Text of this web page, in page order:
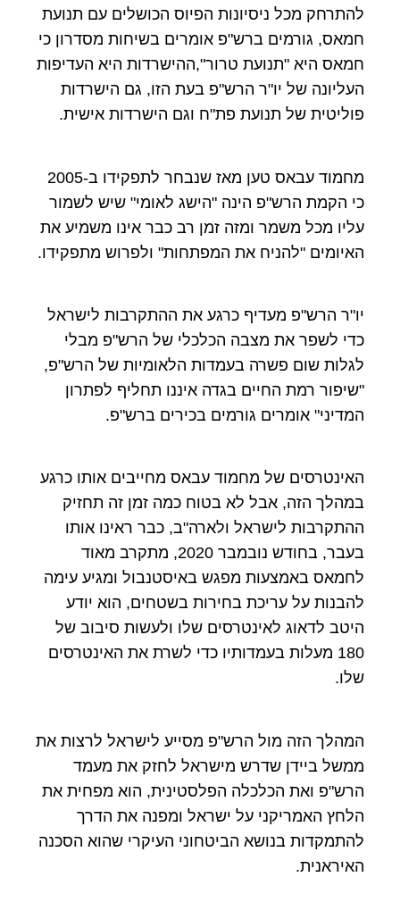
להתרחק מכל ניסיונות הפיוס הכושלים עם תנועת
חמאס, גורמים ברש"פ אומרים בשיחות מסדרון כי
חמאס היא "תנועת טרור",ההישרדות היא העדיפות
העליונה של יו"ר הרש"פ בעת הזו, גם הישרדות
פוליטית של תנועת פת"ח וגם הישרדות אישית.
מחמוד עבאס טען מאז שנבחר לתפקידו ב-2005
כי הקמת הרש"פ הינה "הישג לאומי" שיש לשמור
עליו מכל משמר ומזה זמן רב כבר אינו משמיע את
האיומים "להניח את המפתחות" ולפרוש מתפקידו.
יו"ר הרש"פ מעדיף כרגע את ההתקרבות לישראל
כדי לשפר את מצבה הכלכלי של הרש"פ מבלי
לגלות שום פשרה בעמדות הלאומיות של הרש"פ,
"שיפור רמת החיים בגדה איננו תחליף לפתרון
המדיני" אומרים גורמים בכירים ברש"פ.
האינטרסים של מחמוד עבאס מחייבים אותו כרגע
במהלך הזה, אבל לא בטוח כמה זמן זה תחזיק
ההתקרבות לישראל ולארה"ב, כבר ראינו אותו
בעבר, בחודש נובמבר 2020, מתקרב מאוד
לחמאס באמצעות מפגש באיסטנבול ומגיע עימה
להבנות על עריכת בחירות בשטחים, הוא יודע
היטב לדאוג לאינטרסים שלו ולעשות סיבוב של
180 מעלות בעמדותיו כדי לשרת את האינטרסים
שלו.
המהלך הזה מול הרש"פ מסייע לישראל לרצות את
ממשל ביידן שדרש מישראל לחזק את מעמד
הרש"פ ואת הכלכלה הפלסטינית, הוא מפחית את
הלחץ האמריקני על ישראל ומפנה את הדרך
להתמקדות בנושא הביטחוני העיקרי שהוא הסכנה
האיראנית.